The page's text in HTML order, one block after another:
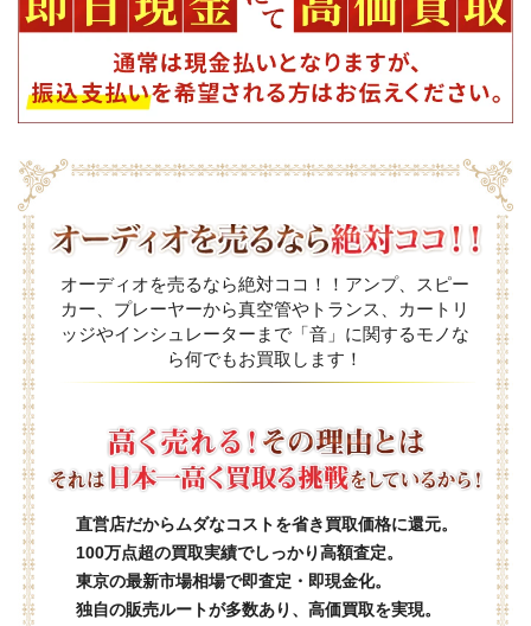
オーディオを売るなら絶対ココ！！アンプ、スピー
カー、プレーヤーから真空管やトランス、カートリ
ッジやインシュレーターまで「音」に関するモノな
ら何でもお買取します！
直営店だからムダなコストを省き買取価格に還元。
100万点超の買取実績でしっかり高額査定。
東京の最新市場相場で即査定・即現金化。
独自の販売ルートが多数あり、高価買取を実現。